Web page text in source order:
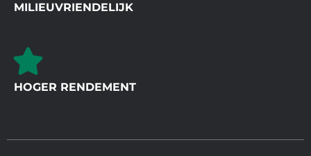
MILIEUVRIENDELIJK
HOGER RENDEMENT